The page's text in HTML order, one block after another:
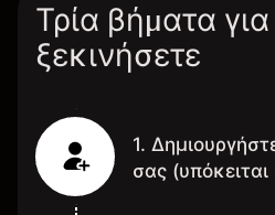
Τρία βήματα
ξεκινήσετε
1.
σας (υπόκειται